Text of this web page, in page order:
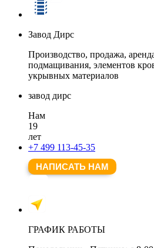
Завод Дирс
Производство, продажа,
подмащивания, элементов
укрывных материалов
завод дирс
Нам
19
лет
+7 499 113-45-35
НАПИСАТЬ НАМ
ГРАФИК РАБОТЫ